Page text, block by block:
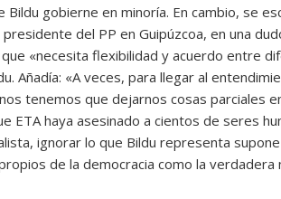
Bildu gobierne en minoría. En cambio, se
del PP en Guipúzcoa, en una
que «necesita flexibilidad y acuerdo entre
Añadía: «A veces, para llegar al
tenemos que dejarnos cosas parciales
ETA haya asesinado a cientos de seres
ignorar lo que Bildu representa
de la democracia como la